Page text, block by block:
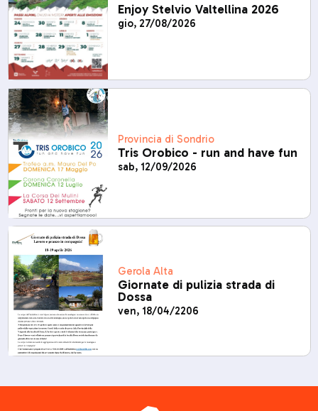
Enjoy Stelvio Valtellina 2026
gio, 27/08/2026
Provincia di Sondrio
Tris Orobico - run and have fun
sab, 12/09/2026
Gerola Alta
Giornate di pulizia strada di
Dossa
ven, 18/04/2206